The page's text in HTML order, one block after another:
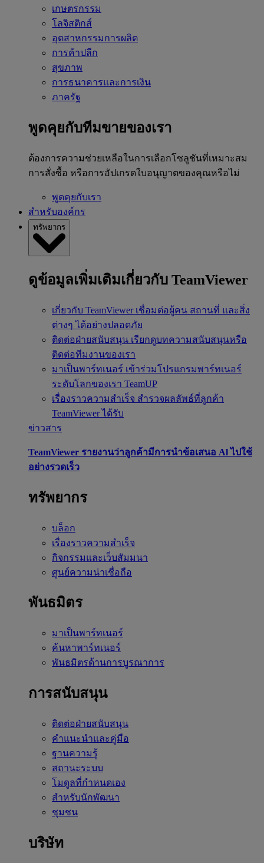
เกษตรกรรม
โลจิสติกส์
อุตสาหกรรมการผลิต
การค้าปลีก
สุขภาพ
การธนาคารและการเงิน
ภาครัฐ
พูดคุยกับทีมขายของเรา
ต้องการความช่วยเหลือในการเลือกโซลูชันที่เหมาะสม
การสั่งซื้อ หรือการอัปเกรดใบอนุญาตของคุณหรือไม่
พูดคุยกับเรา
สำหรับองค์กร
ทรัพยากร
ดูข้อมูลเพิ่มเติมเกี่ยวกับ TeamViewer
เกี่ยวกับ TeamViewer เชื่อมต่อผู้คน สถานที่ และสิ่ง
ต่างๆ ได้อย่างปลอดภัย
ติดต่อฝ่ายสนับสนุน เรียกดูบทความสนับสนุนหรือ
ติดต่อทีมงานของเรา
มาเป็นพาร์ทเนอร์ เข้าร่วมโปรแกรมพาร์ทเนอร์
ระดับโลกของเรา TeamUP
เรื่องราวความสำเร็จ สำรวจผลลัพธ์ที่ลูกค้า
TeamViewer ได้รับ
ข่าวสาร
TeamViewer รายงานว่าลูกค้ามีการนำข้อเสนอ Al ไปใช้
อย่างรวดเร็ว
ทรัพยากร
บล็อก
เรื่องราวความสำเร็จ
กิจกรรมและเว็บสัมมนา
ศูนย์ความน่าเชื่อถือ
พันธมิตร
มาเป็นพาร์ทเนอร์
ค้นหาพาร์ทเนอร์
พันธมิตรด้านการบูรณาการ
การสนับสนุน
ติดต่อฝ่ายสนับสนุน
คำแนะนำและคู่มือ
ฐานความรู้
สถานะระบบ
โมดูลที่กำหนดเอง
สำหรับนักพัฒนา
ชุมชน
บริษัท